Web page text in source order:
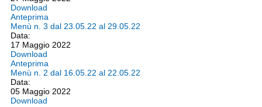
Download
Anteprima
Menù n. 3 dal 23.05.22 al 29.05.22
Data:
17 Maggio 2022
Download
Anteprima
Menù n. 2 dal 16.05.22 al 22.05.22
Data:
05 Maggio 2022
Download